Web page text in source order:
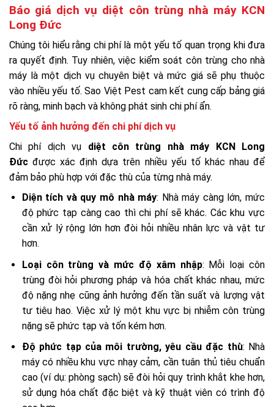
Báo giá dịch vụ diệt côn trùng nhà máy KCN
Long Đức
Chúng tôi hiểu rằng chi phí là một yếu tố quan trọng khi đưa
ra quyết định. Tuy nhiên, việc kiểm soát côn trùng cho nhà
máy là một dịch vụ chuyên biệt và mức giá sẽ phụ thuộc
vào nhiều yếu tố. Sao Việt Pest cam kết cung cấp bảng giá
rõ ràng, minh bạch và không phát sinh chi phí ẩn.
Yếu tố ảnh hưởng đến chi phí dịch vụ
Chi phí dịch vụ diệt côn trùng nhà máy KCN Long
Đức được xác định dựa trên nhiều yếu tố khác nhau để
đảm bảo phù hợp với đặc thù của từng nhà máy.
Diện tích và quy mô nhà máy: Nhà máy càng lớn, mức
độ phức tạp càng cao thì chi phí sẽ khác. Các khu vực
cần xử lý rộng lớn hơn đòi hỏi nhiều nhân lực và vật tư
hơn.
Loại côn trùng và mức độ xâm nhập: Mỗi loại côn
trùng đòi hỏi phương pháp và hóa chất khác nhau, mức
độ nặng nhẹ cũng ảnh hưởng đến tần suất và lượng vật
tư tiêu hao. Việc xử lý một khu vực bị nhiễm côn trùng
nặng sẽ phức tạp và tốn kém hơn.
Độ phức tạp của môi trường, yêu cầu đặc thù: Nhà
máy có nhiều khu vực nhạy cảm, cần tuân thủ tiêu chuẩn
cao (ví dụ: phòng sạch) sẽ đòi hỏi quy trình khắt khe hơn,
sử dụng hóa chất đặc biệt và kỹ thuật viên có trình độ